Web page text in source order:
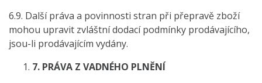
6.9. Další práva a povinnosti stran při přepravě zboží
mohou upravit zvláštní dodací podmínky prodávajícího,
jsou-li prodávajícím vydány.
7. PRÁVA Z VADNÉHO PLNĚNÍ